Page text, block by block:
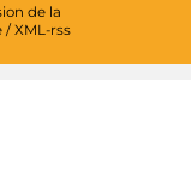
de la
/XML-rss